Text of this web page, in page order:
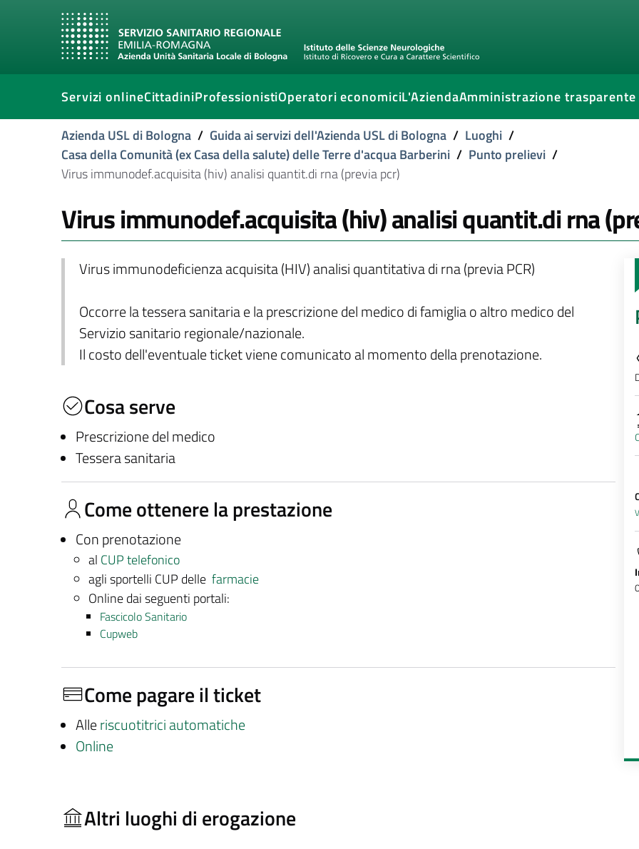
Servizi onlineCittadiniProfessionistiOperatori economiciL'AziendaAmministrazione trasparente
Azienda USL di Bologna / Guida ai servizi dell'Azienda USL di Bologna / Luoghi /
Casa della Comunità (ex Casa della salute) delle Terre d'acqua Barberini / Punto prelievi /
Virus immunodef.acquisita (hiv) analisi quantit.di rna (previa pcr)
Virus immunodef.acquisita (hiv) analisi quantit.di rna
Virus immunodeficienza acquisita (HIV) analisi quantitativa di rna (previa PCR)
Occorre la tessera sanitaria e la prescrizione del medico di famiglia o altro medico del
Servizio sanitario regionale/nazionale.
Il costo dell'eventuale ticket viene comunicato al momento della prenotazione.
Cosa serve
Prescrizione del medico
Tessera sanitaria
Come ottenere la prestazione
Con prenotazione
al CUP telefonico
agli sportelli CUP delle farmacie
Online dai seguenti portali:
Fascicolo Sanitario
Cupweb
Come pagare il ticket
Alleriscuotitrici automatiche
Online
Altri luoghi di erogazione